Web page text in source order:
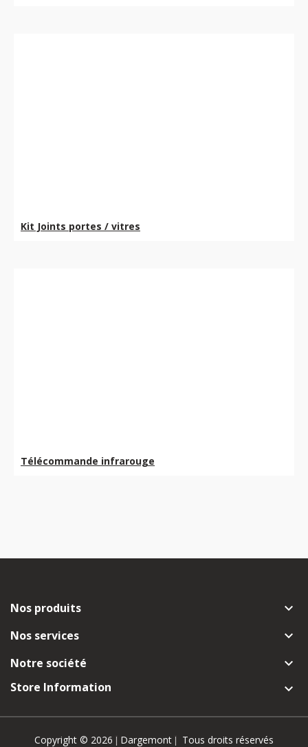
Kit Joints portes / vitres
Télécommande infrarouge
Nos produits 
Nos services 
Notre société 
Store Information 
Copyright © 2026 Dargemont Tous droits réservés